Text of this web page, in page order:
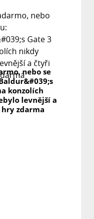
nebo se
konzolích
levnější a
zdarma